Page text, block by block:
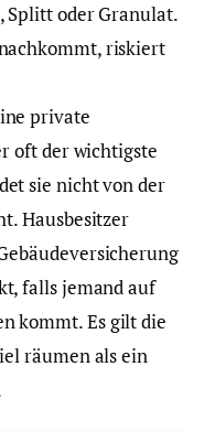
Splitt oder Granulat.
riskiert
private
oft der wichtigste
sie nicht von der
Hausbesitzer
falls jemand auf
kommt. Es gilt die
räumen als ein